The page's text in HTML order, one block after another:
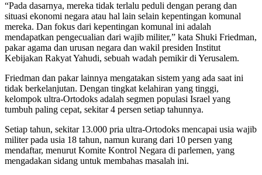
“Pada dasarnya, mereka tidak terlalu peduli dengan perang dan
situasi ekonomi negara atau hal lain selain kepentingan komunal
mereka. Dan fokus dari kepentingan komunal ini adalah
mendapatkan pengecualian dari wajib militer,” kata Shuki Friedman,
pakar agama dan urusan negara dan wakil presiden Institut
Kebijakan Rakyat Yahudi, sebuah wadah pemikir di Yerusalem.
Friedman dan pakar lainnya mengatakan sistem yang ada saat ini
tidak berkelanjutan. Dengan tingkat kelahiran yang tinggi,
kelompok ultra-Ortodoks adalah segmen populasi Israel yang
tumbuh paling cepat, sekitar 4 persen setiap tahunnya.
Setiap tahun, sekitar 13.000 pria ultra-Ortodoks mencapai usia wajib
militer pada usia 18 tahun, namun kurang dari 10 persen yang
mendaftar, menurut Komite Kontrol Negara di parlemen, yang
mengadakan sidang untuk membahas masalah ini.